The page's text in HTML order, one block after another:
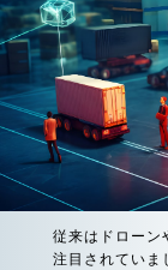
従来はドローン
注目されていま